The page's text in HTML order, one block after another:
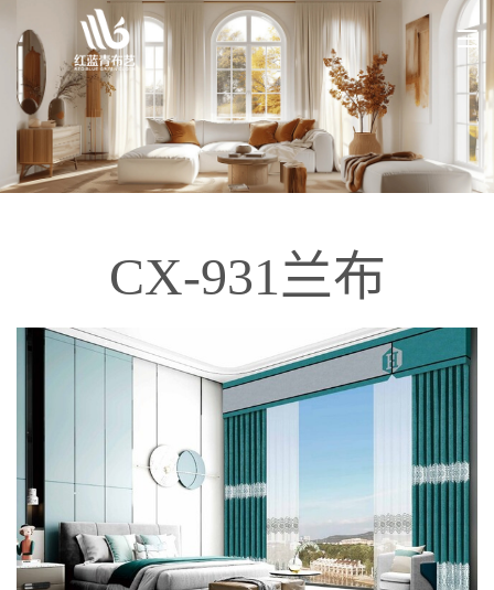
CX-931兰布